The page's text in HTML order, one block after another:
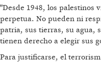
"Desde 1948, los palestinos
perpetua. No pueden ni
patria, sus tierras, su agua,
tienen derecho a elegir sus
Para justificarse, el